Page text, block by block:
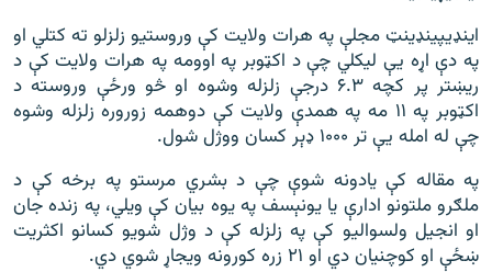
د ازادې اروپا/ ازادي راډيو ټولې پاڼې
اینډیپینډینټ مجلې په هرات ولایت کې وروستیو زلزلو ته کتلي او
په دې اړه یې لیکلي چې د اکټوبر په اوومه په هرات ولایت کې د
ریښتر پر کچه ۶.۳ درجې زلزله وشوه او څو ورځې وروسته د
اکټوبر په ۱۱ مه په همدې ولایت کې دوهمه زوروره زلزله وشوه
چې له امله یې تر ۱۰۰۰ ډېر کسان ووژل شول.
په مقاله کې یادونه شوې چې د بشري مرستو په برخه کې د
ملګرو ملتونو ادارې یا یونېسف په یوه بیان کې ویلي، په زنده جان
او انجیل ولسوالیو کې په زلزله کې د وژل شویو کسانو اکثریت
ښځې او کوچنیان دي او ۲۱ زره کورونه ویجاړ شوي دي.